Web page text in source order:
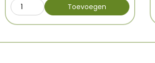
Toevoegen